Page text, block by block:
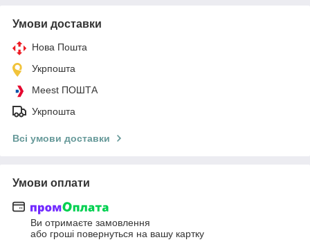
Умови доставки
Нова Пошта
Укрпошта
Meest ПОШТА
Укрпошта
Всі умови доставки
Умови оплати
Ви отримаєте замовлення
або гроші повернуться на вашу картку